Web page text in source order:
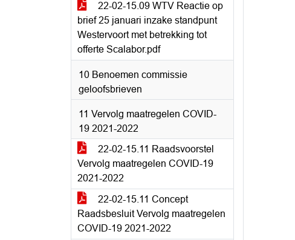
22-02-15.09 WTV Reactie op
brief 25 januari inzake standpunt
Westervoort met betrekking tot
offerte Scalabor.pdf
10 Benoemen commissie
geloofsbrieven
11 Vervolg maatregelen COVID-
19 2021-2022
22-02-15.11 Raadsvoorstel
Vervolg maatregelen COVID-19
2021-2022
22-02-15.11 Concept
Raadsbesluit Vervolg maatregelen
COVID-19 2021-2022